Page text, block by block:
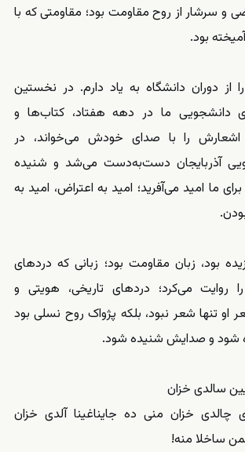
و سرشار از روح مقاومت بود؛ مقاومتی که با
بود.
از دوران دانشگاه به یاد دارم. در نخستین
دانشجویی ما در دهه هفتاد، کتاب‌ها و
را با صدای خودش می‌خواند، در
آذربایجان دست‌به‌دست می‌شد و شنیده
ما امید می‌آفرید؛ امید به اعتراض، امید به
بود، زبان مقاومت بود؛ زبانی که دردهای
را روایت می‌کرد؛ دردهای تاریخی، هویتی و
او تنها شعر نبود، بلکه پژواک روح نسلی بود
شود و صدایش شنیده شود.
سالدی خزان
چالدی خزان منی ده جایناغینا آلدی خزان
ساخلا منه!